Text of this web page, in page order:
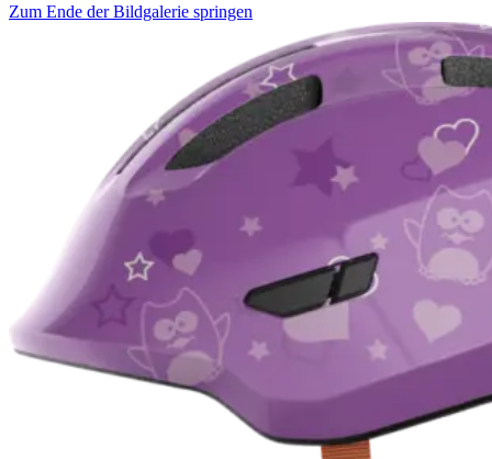
Zum Ende der Bildgalerie springen